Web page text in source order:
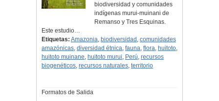
biodiversidad y comunidades
indígenas murui-muinani de
Remanso y Tres Esquinas.
Este estudio…
Etiquetas: Amazonia, biodiversidad , comunidades
amazónicas, diversidad étnica, fauna, flora, huitoto,
huitoto muinane, huitoto murui, Perú, recursos
biogenéticos, recursos naturales, territorio
Formatos de Salida